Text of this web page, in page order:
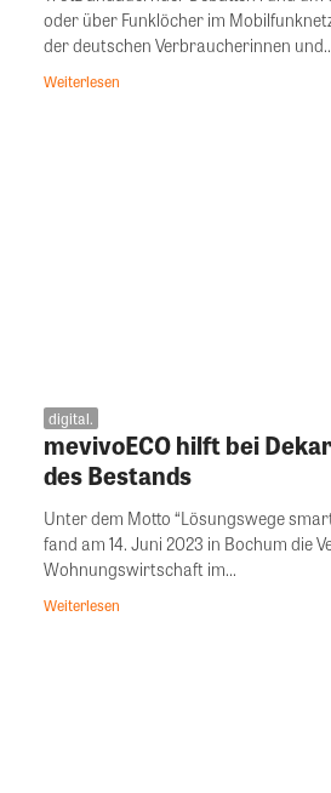
oder über Funklöcher im
der deutschen Verbraucherinnen
Weiterlesen
digital.
mevivoECO hilft bei
des Bestands
Unter dem Motto “Lösungswege
fand am 14. Juni 2023 in Bochum die
Wohnungswirtschaft im...
Weiterlesen